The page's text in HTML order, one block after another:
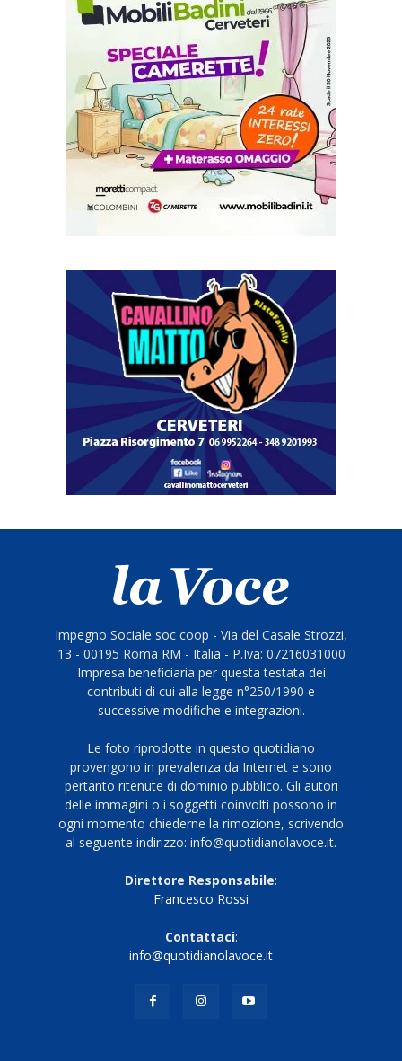
Impegno Sociale soc coop - Via del Casale Strozzi,
13 - 00195 Roma RM - Italia - P.Iva: 07216031000
Impresa beneficiaria per questa testata dei
contributi di cui alla legge n°250/1990 e
successive modifiche e integrazioni.
Le foto riprodotte in questo quotidiano
provengono in prevalenza da Internet e sono
pertanto ritenute di dominio pubblico. Gli autori
delle immagini o i soggetti coinvolti possono in
ogni momento chiederne la rimozione, scrivendo
al seguente indirizzo: info@quotidianolavoce.it.
Direttore Responsabile:
Francesco Rossi
Contattaci:
info@quotidianolavoce.it